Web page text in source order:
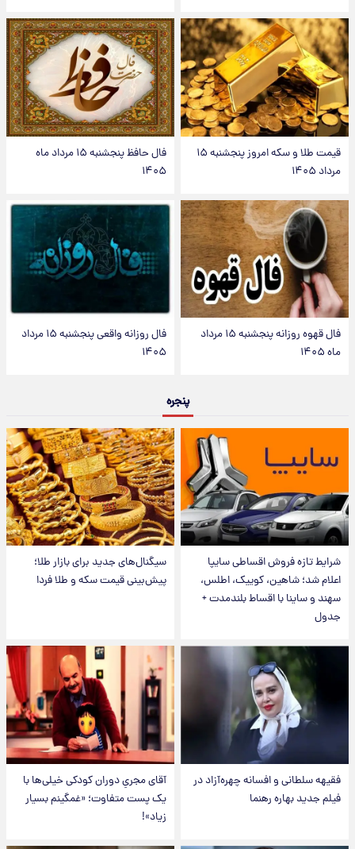
قیمت طلا و سکه امروز پنجشنبه ۱۵
مرداد ۱۴۰۵
فال حافظ پنجشنبه ۱۵ مرداد ماه
۱۴۰۵
فال قهوه روزانه پنجشنبه ۱۵ مرداد
ماه ۱۴۰۵
فال روزانه واقعی پنجشنبه ۱۵ مرداد
۱۴۰۵
پنجره
شرایط تازه فروش اقساطی سایپا
اعلام شد؛ شاهین، کوییک، اطلس،
سهند و ساینا با اقساط بلندمدت +
جدول
سیگنال‌های جدید برای بازار طلا؛
پیش‌بینی قیمت سکه و طلا فردا
فقیهه سلطانی و افسانه چهره‌آزاد در
فیلم جدید بهاره رهنما
آقای مجریِ دوران کودکی خیلی‌ها با
یک پست متفاوت؛ «غمگینم بسیار
زیاد»!